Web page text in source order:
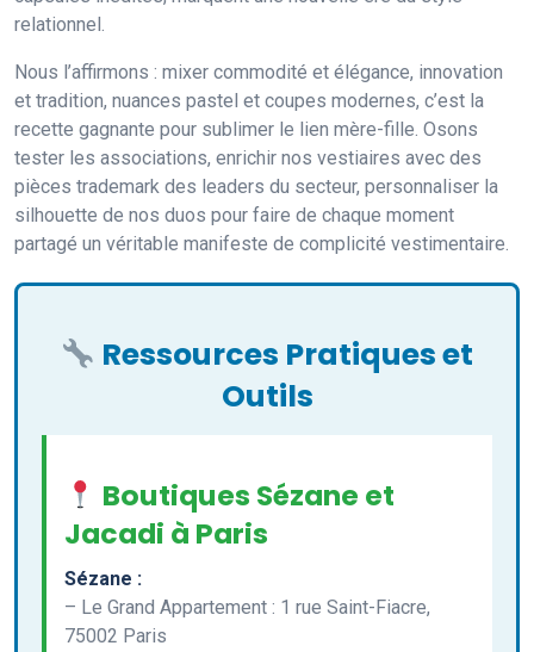
relationnel.
Nous l’affirmons : mixer commodité et élégance, innovation
et tradition, nuances pastel et coupes modernes, c’est la
recette gagnante pour sublimer le lien mère-fille. Osons
tester les associations, enrichir nos vestiaires avec des
pièces trademark des leaders du secteur, personnaliser la
silhouette de nos duos pour faire de chaque moment
partagé un véritable manifeste de complicité vestimentaire.
Ressources Pratiques et
Outils
Boutiques Sézane et
Jacadi à Paris
Sézane :
– Le Grand Appartement : 1 rue Saint-Fiacre,
75002 Paris